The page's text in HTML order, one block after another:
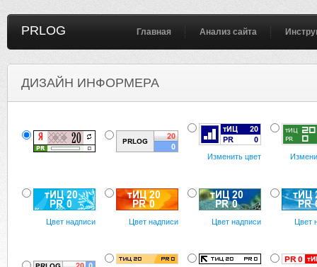
PRLOG Главная Анализ сайта
ДИЗАЙН ИНФОРМЕРА
Изменить цвет
Цвет надписи Цвет надписи Цвет надписи Цвет